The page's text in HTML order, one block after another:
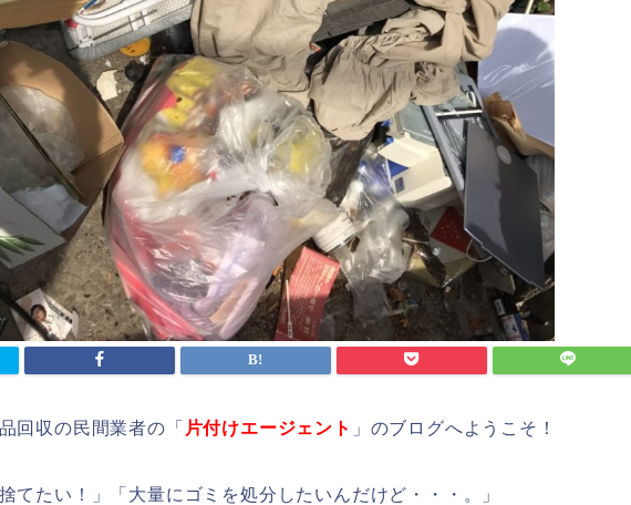
回収の民間業者の「 片付けエージェント 」のブログへようこそ！
てたい！」「大量にゴミを処分したいんだけど・・・。」